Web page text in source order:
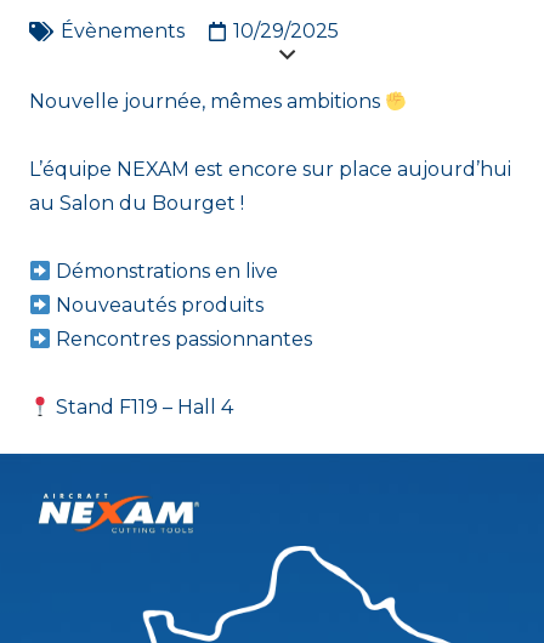
Évènements 10/29/2025
Nouvelle journée, mêmes ambitions
L’équipe NEXAM est encore sur place aujourd’hui
au Salon du Bourget !
Démonstrations en live
Nouveautés produits
Rencontres passionnantes
Stand F119 – Hall 4